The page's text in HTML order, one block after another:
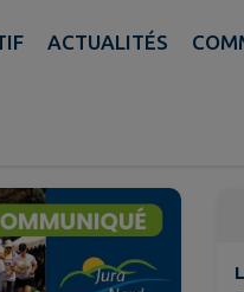
de page
ACTUALITÉS